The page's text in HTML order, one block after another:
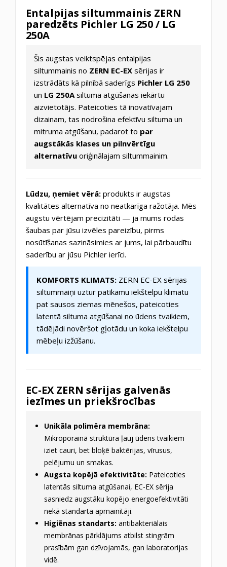
Entalpijas siltummainis ZERN
paredzēts Pichler LG 250 / LG
250A
Šis augstas veiktspējas entalpijas
siltummainis no ZERN EC-EX sērijas ir
izstrādāts kā pilnībā saderīgs Pichler LG 250
un LG 250A siltuma atgūšanas iekārtu
aizvietotājs. Pateicoties tā inovatīvajam
dizainam, tas nodrošina efektīvu siltuma un
mitruma atgūšanu, padarot to par
augstākās klases un pilnvērtīgu
alternatīvu oriģinālajam siltummainim.
Lūdzu, ņemiet vērā: produkts ir augstas
kvalitātes alternatīva no neatkarīga ražotāja. Mēs
augstu vērtējam precizitāti — ja mums rodas
šaubas par jūsu izvēles pareizību, pirms
nosūtīšanas sazināsimies ar jums, lai pārbaudītu
saderību ar jūsu Pichler ierīci.
KOMFORTS KLIMATS: ZERN EC-EX sērijas
siltummaiņi uztur patīkamu iekštelpu klimatu
pat sausos ziemas mēnešos, pateicoties
latentā siltuma atgūšanai no ūdens tvaikiem,
tādējādi novēršot gļotādu un koka iekštelpu
mēbeļu izžūšanu.
EC-EX ZERN sērijas galvenās
iezīmes un priekšrocības
Unikāla polimēra membrāna:
Mikroporainā struktūra ļauj ūdens tvaikiem
iziet cauri, bet bloķē baktērijas, vīrusus,
pelējumu un smakas.
Augsta kopējā efektivitāte: Pateicoties
latentās siltuma atgūšanai, EC-EX sērija
sasniedz augstāku kopējo energoefektivitāti
nekā standarta apmainītāji.
Higiēnas standarts: antibakteriālais
membrānas pārklājums atbilst stingrām
prasībām gan dzīvojamās, gan laboratorijas
vidē.